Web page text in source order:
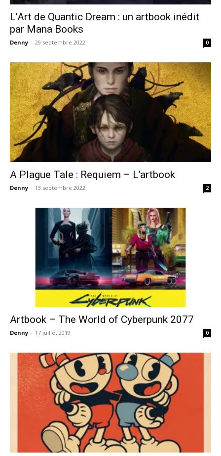
L’Art de Quantic Dream : un artbook inédit
par Mana Books
Denny - 29 septembre 2022 0
A Plague Tale : Requiem – L’artbook
Denny - 13 septembre 2022 2
Artbook – The World of Cyberpunk 2077
Denny - 17 juillet 2019 0